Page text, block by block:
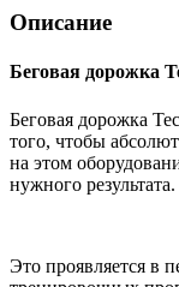
Описание
Беговая дорожка
Беговая дорожка
того, чтобы
на этом
нужного результата.
Это проявляется в